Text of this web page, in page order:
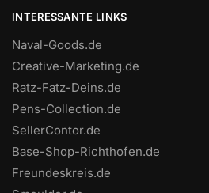
INTERESSANTE LINKS
Naval-Goods.de
Creative-Marketing.de
Ratz-Fatz-Deins.de
Pens-Collection.de
SellerContor.de
Base-Shop-Richthofen.de
Freundeskreis.de